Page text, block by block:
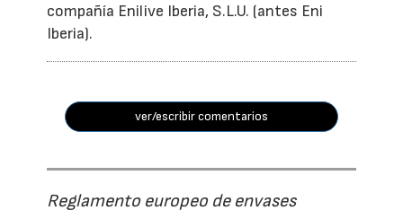
compañía Enilive Iberia, S.L.U. (antes Eni
Iberia).
ver/escribir comentarios
Reglamento europeo de envases